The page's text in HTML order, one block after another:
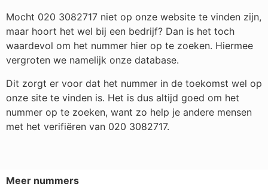
Mocht 020 3082717 niet op onze website te vinden zijn,
maar hoort het wel bij een bedrijf? Dan is het toch
waardevol om het nummer hier op te zoeken. Hiermee
vergroten we namelijk onze database.
Dit zorgt er voor dat het nummer in de toekomst wel op
onze site te vinden is. Het is dus altijd goed om het
nummer op te zoeken, want zo help je andere mensen
met het verifiëren van 020 3082717.
Meer nummers